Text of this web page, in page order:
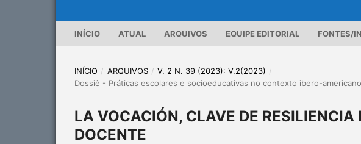
INÍCIO ATUAL ARQUIVOS EQUIPE EDITORIAL FONTES/
INÍCIO / ARQUIVOS / V. 2 N. 39 (2023): V.2(2023) /
Dossiê - Práticas escolares e socioeducativas no contexto ibero-americano
LA VOCACIÓN, CLAVE DE RESILIENCIA
DOCENTE